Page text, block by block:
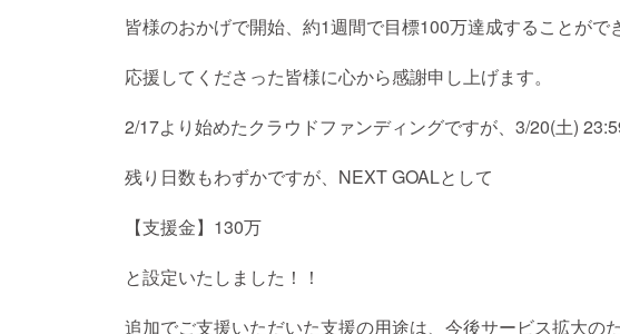
皆様のおかげで開始、約1週間で目標100万達成することがで
応援してくださった皆様に心から感謝申し上げます。
2/17より始めたクラウドファンディングですが、3/20(土)
残り日数もわずかですが、NEXT GOALとして
【支援金】130万
と設定いたしました！！
追加でご支援いただいた支援の用途は、今後サービス拡大の